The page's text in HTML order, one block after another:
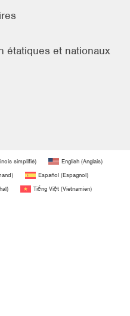
étatiques et nationaux
simplifié) English (Anglais)
) Español (Espagnol)
) Tiếng Việt (Vietnamien)